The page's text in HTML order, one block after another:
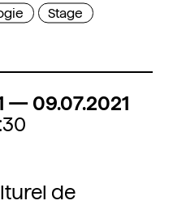
Stage
— 09.07.2021
de